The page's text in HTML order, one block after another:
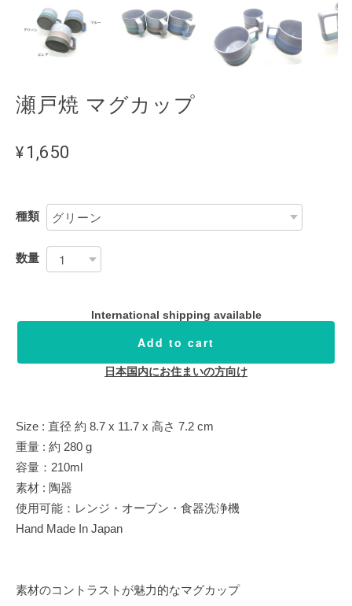
瀬戸焼 マグカップ
¥1,650
種類
数量
International shipping available
Add to cart
日本国内にお住まいの方向け
Size : 直径 約 8.7 x 11.7 x 高さ 7.2 cm
重量 : 約 280 g
容量：210ml
素材 : 陶器
使用可能：レンジ・オーブン・食器洗浄機
Hand Made In Japan
素材のコントラストが魅力的なマグカップ